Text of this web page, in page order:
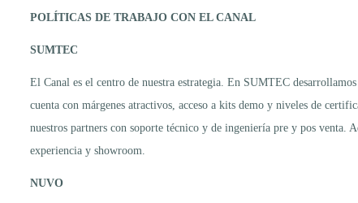
POLÍTICAS DE TRABAJO CON EL CANAL
SUMTEC
El Canal es el centro de nuestra estrategia. En SUMTEC
cuenta con márgenes atractivos, acceso a kits demo y niveles de
nuestros partners con soporte técnico y de ingeniería pre y pos venta.
experiencia y showroom.
NUVO